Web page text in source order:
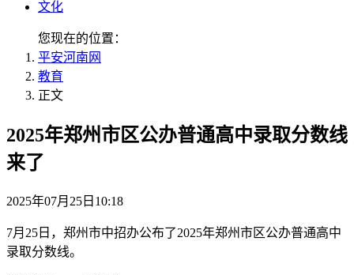
文化
您现在的位置：
平安河南网
教育
正文
2025年郑州市区公办普通高中录取分数线
来了
2025年07月25日10:18
7月25日，郑州市中招办公布了2025年郑州市区公办普通高中
录取分数线。